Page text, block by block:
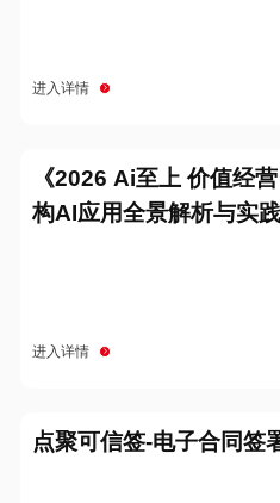
进入详情
《2026 Ai至上 价值经
构AI应用全景解析与实
进入详情
点聚可信签-电子合同签